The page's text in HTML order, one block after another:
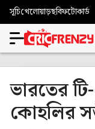
সূচিখেলোয়াড়ছবিফটোকার্ড
ভারতের
কোহলির